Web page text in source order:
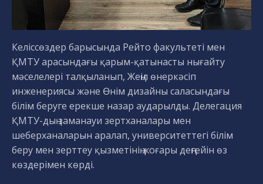
Келіссөздер барысында Рейто факультеті мен
ҚМТУ арасындағы қарым-қатынасты нығайту
мәселелері талқыланып, Жеңіл өнеркәсіп
инженериясы және Өнім дизайны саласындағы
білім беруге ерекше назар аударылды. Делегация
ҚМТУ-дың заманауи зертханалары мен
шеберханаларын аралап, университеттегі білім
беру мен зерттеу қызметінің жоғары деңгейін өз
көздерімен көрді.